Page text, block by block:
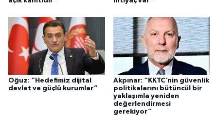
Oğuz: “Hedefimiz dijital
devlet ve güçlü kurumlar”
Akpınar: “KKTC’nin güvenlik
politikalarını bütüncül bir
yaklaşımla yeniden
değerlendirmesi
gerekiyor”